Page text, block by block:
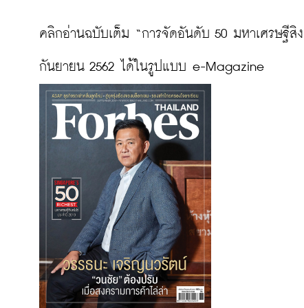
คลิกอ่านฉบับเต็ม “การจัดอันดับ 50 มหาเศรษฐีสิ
กันยายน 2562 ได้ในรูปแบบ e-Magazine